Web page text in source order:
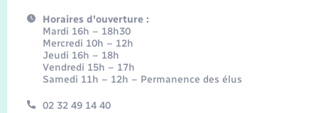
Horaires d'ouverture :
Mardi 16h – 18h30
Mercredi 10h – 12h
Jeudi 16h – 18h
Vendredi 15h – 17h
Samedi 11h – 12h – Permanence des élus
02 32 49 14 40